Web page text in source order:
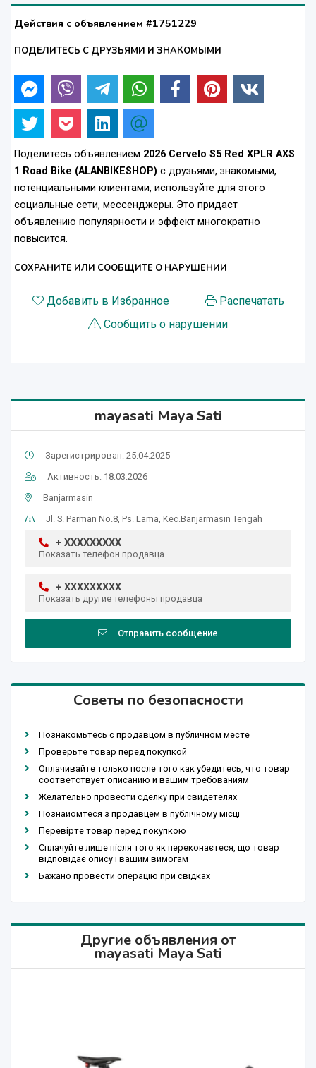
Действия с объявлением #1751229
ПОДЕЛИТЕСЬ С ДРУЗЬЯМИ И ЗНАКОМЫМИ
Поделитесь объявлением 2026 Cervelo S5 Red XPLR AXS
1 Road Bike (ALANBIKESHOP) с друзьями, знакомыми,
потенциальными клиентами, используйте для этого
социальные сети, мессенджеры. Это придаст
объявлению популярности и эффект многократно
повысится.
СОХРАНИТЕ ИЛИ СООБЩИТЕ О НАРУШЕНИИ
Добавить в Избранное
Распечатать
Сообщить о нарушении
mayasati Maya Sati
Зарегистрирован: 25.04.2025
Активность: 18.03.2026
Banjarmasin
Jl. S. Parman No.8, Ps. Lama, Kec.Banjarmasin Tengah
+ XXXXXXXXX
Показать телефон продавца
+ XXXXXXXXX
Показать другие телефоны продавца
Отправить сообщение
Советы по безопасности
Познакомьтесь с продавцом в публичном месте
Проверьте товар перед покупкой
Оплачивайте только после того как убедитесь, что товар
соответствует описанию и вашим требованиям
Желательно провести сделку при свидетелях
Познайомтеся з продавцем в публічному місці
Перевірте товар перед покупкою
Сплачуйте лише після того як переконаєтеся, що товар
відповідає опису і вашим вимогам
Бажано провести операцію при свідках
Другие объявления от
mayasati Maya Sati